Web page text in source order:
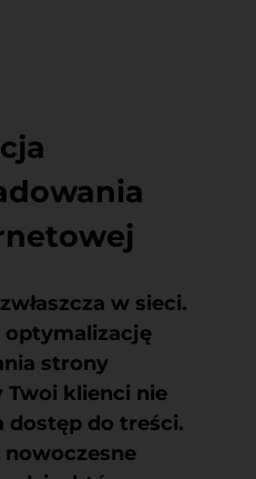
w sieci.
optymalizację
strony
Twoi klienci nie
dostęp do treści.